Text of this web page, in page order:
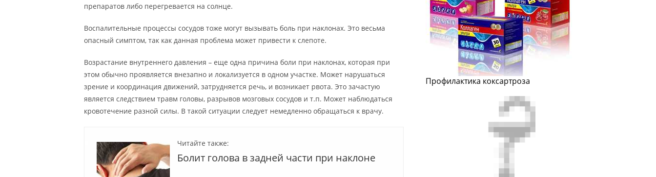
препаратов либо перегревается на солнце.
Воспалительные процессы сосудов тоже могут вызывать боль при наклонах. Это весьма
опасный симптом, так как данная проблема может привести к слепоте.
Возрастание внутреннего давления – еще одна причина боли при наклонах, которая при
этом обычно проявляется внезапно и локализуется в одном участке. Может нарушаться
зрение и координация движений, затрудняется речь, и возникает рвота. Это зачастую
является следствием травм головы, разрывов мозговых сосудов и т.п. Может наблюдаться
кровотечение разной силы. В такой ситуации следует немедленно обращаться к врачу.
Читайте также:
Болит голова в задней части при наклоне
Профилактика коксартроза